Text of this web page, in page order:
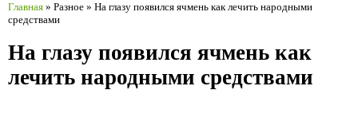
Главная » Разное » На глазу появился ячмень как лечить народными
средствами
На глазу появился ячмень как
лечить народными средствами